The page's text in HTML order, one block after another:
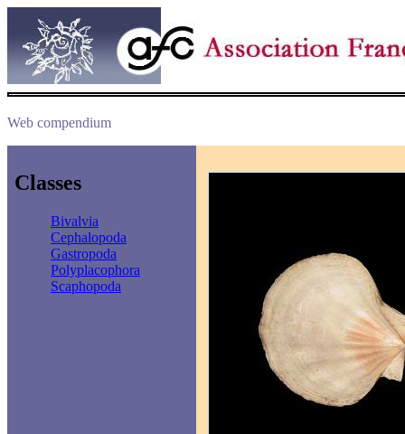
Web compendium
Classes
Bivalvia
Cephalopoda
Gastropoda
Polyplacophora
Scaphopoda